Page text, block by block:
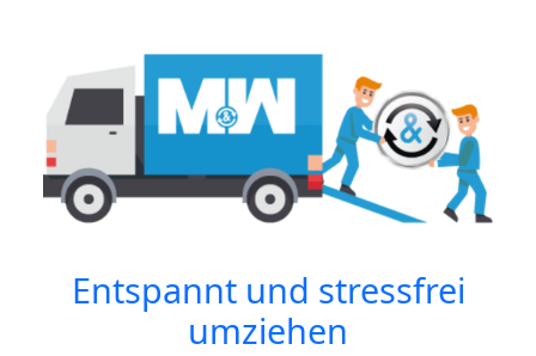
Entspannt und stressfrei
umziehen